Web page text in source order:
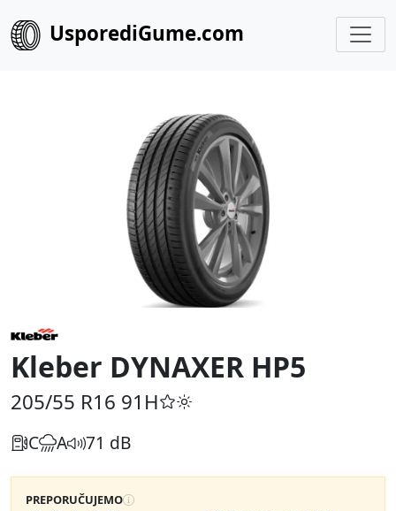
UsporediGume.com
Kleber DYNAXER HP5
205/55 R16 91H
C A 71 dB
PREPORUČUJEMO